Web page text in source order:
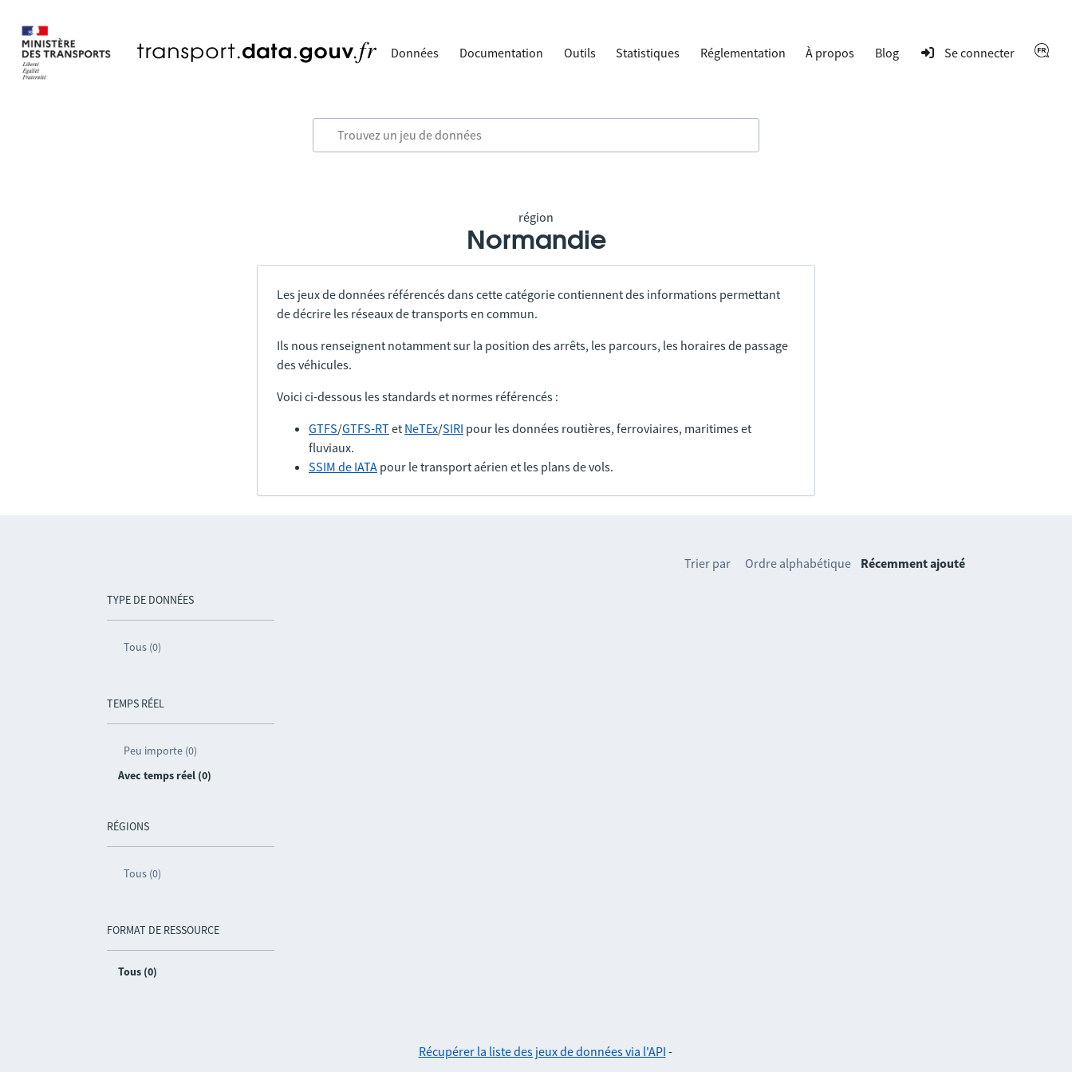
Données Documentation Outils Statistiques Réglementation À propos Blog Se connecter
région
Normandie
Les jeux de données référencés dans cette catégorie contiennent des informations permettant
de décrire les réseaux de transports en commun.
Ils nous renseignent notamment sur la position des arrêts, les parcours, les horaires de passage
des véhicules.
Voici ci-dessous les standards et normes référencés :
GTFS/GTFS-RTet NeTEx/SIRI pour les données routières, ferroviaires, maritimes et
fluviaux.
SSIM de IATA pour le transport aérien et les plans de vols.
TYPE DE DONNÉES
Tous (0)
TEMPS RÉEL
Peu importe (0)
Avec temps réel (0)
RÉGIONS
Tous (0)
FORMAT DE RESSOURCE
Tous (0)
Trier par Ordre alphabétique Récemment ajouté
Récupérer la liste des jeux de données via l'API -